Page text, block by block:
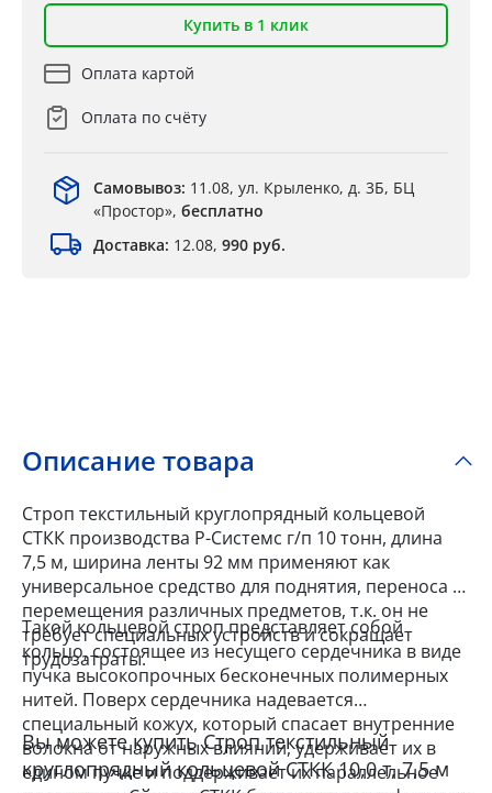
Купить в 1 клик
Оплата картой
Оплата по счёту
Самовывоз: 11.08, ул. Крыленко, д. 3Б, БЦ
«Простор», бесплатно
Доставка: 12.08, 990 руб.
Описание товара
Строп текстильный круглопрядный кольцевой
СТКК производства Р-Системс г/п 10 тонн, длина
7,5 м, ширина ленты 92 мм применяют как
универсальное средство для поднятия, переноса и
перемещения различных предметов, т.к. он не
требует специальных устройств и сокращает
трудозатраты.
Такой кольцевой строп представляет собой
кольцо, состоящее из несущего сердечника в виде
пучка высокопрочных бесконечных полимерных
нитей. Поверх сердечника надевается
специальный кожух, который спасает внутренние
волокна от наружных влияний, удерживает их в
едином пучке и поддерживает их параллельное
Вы можете купить Строп текстильный
круглопрядный кольцевой СТКК 10,0 т, 7,5 м